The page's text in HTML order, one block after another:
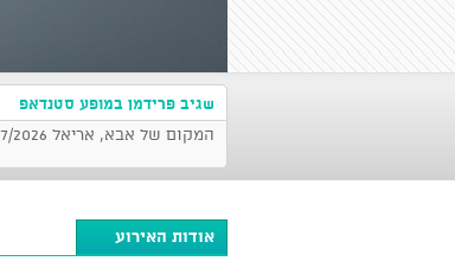
שגיב פרידמן במופע סטנדאפ
המקום של אבא, אריאל 13/07/2026 בשעה 20:30
אודות האירוע